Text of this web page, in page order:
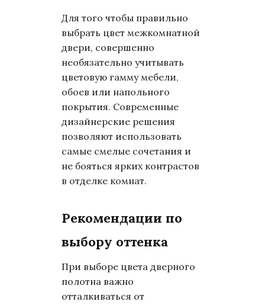
Для того чтобы правильно
выбрать цвет межкомнатной
двери, совершенно
необязательно учитывать
цветовую гамму мебели,
обоев или напольного
покрытия. Современные
дизайнерские решения
позволяют использовать
самые смелые сочетания и
не бояться ярких контрастов
в отделке комнат.
Рекомендации по
выбору оттенка
При выборе цвета дверного
полотна важно
отталкиваться от